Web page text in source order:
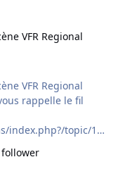
AQVFR Nord .
du bruit. je déplace
VFR Regional
VFR Regional
index.php?/topic/11
A
vol2 nous avons
follower